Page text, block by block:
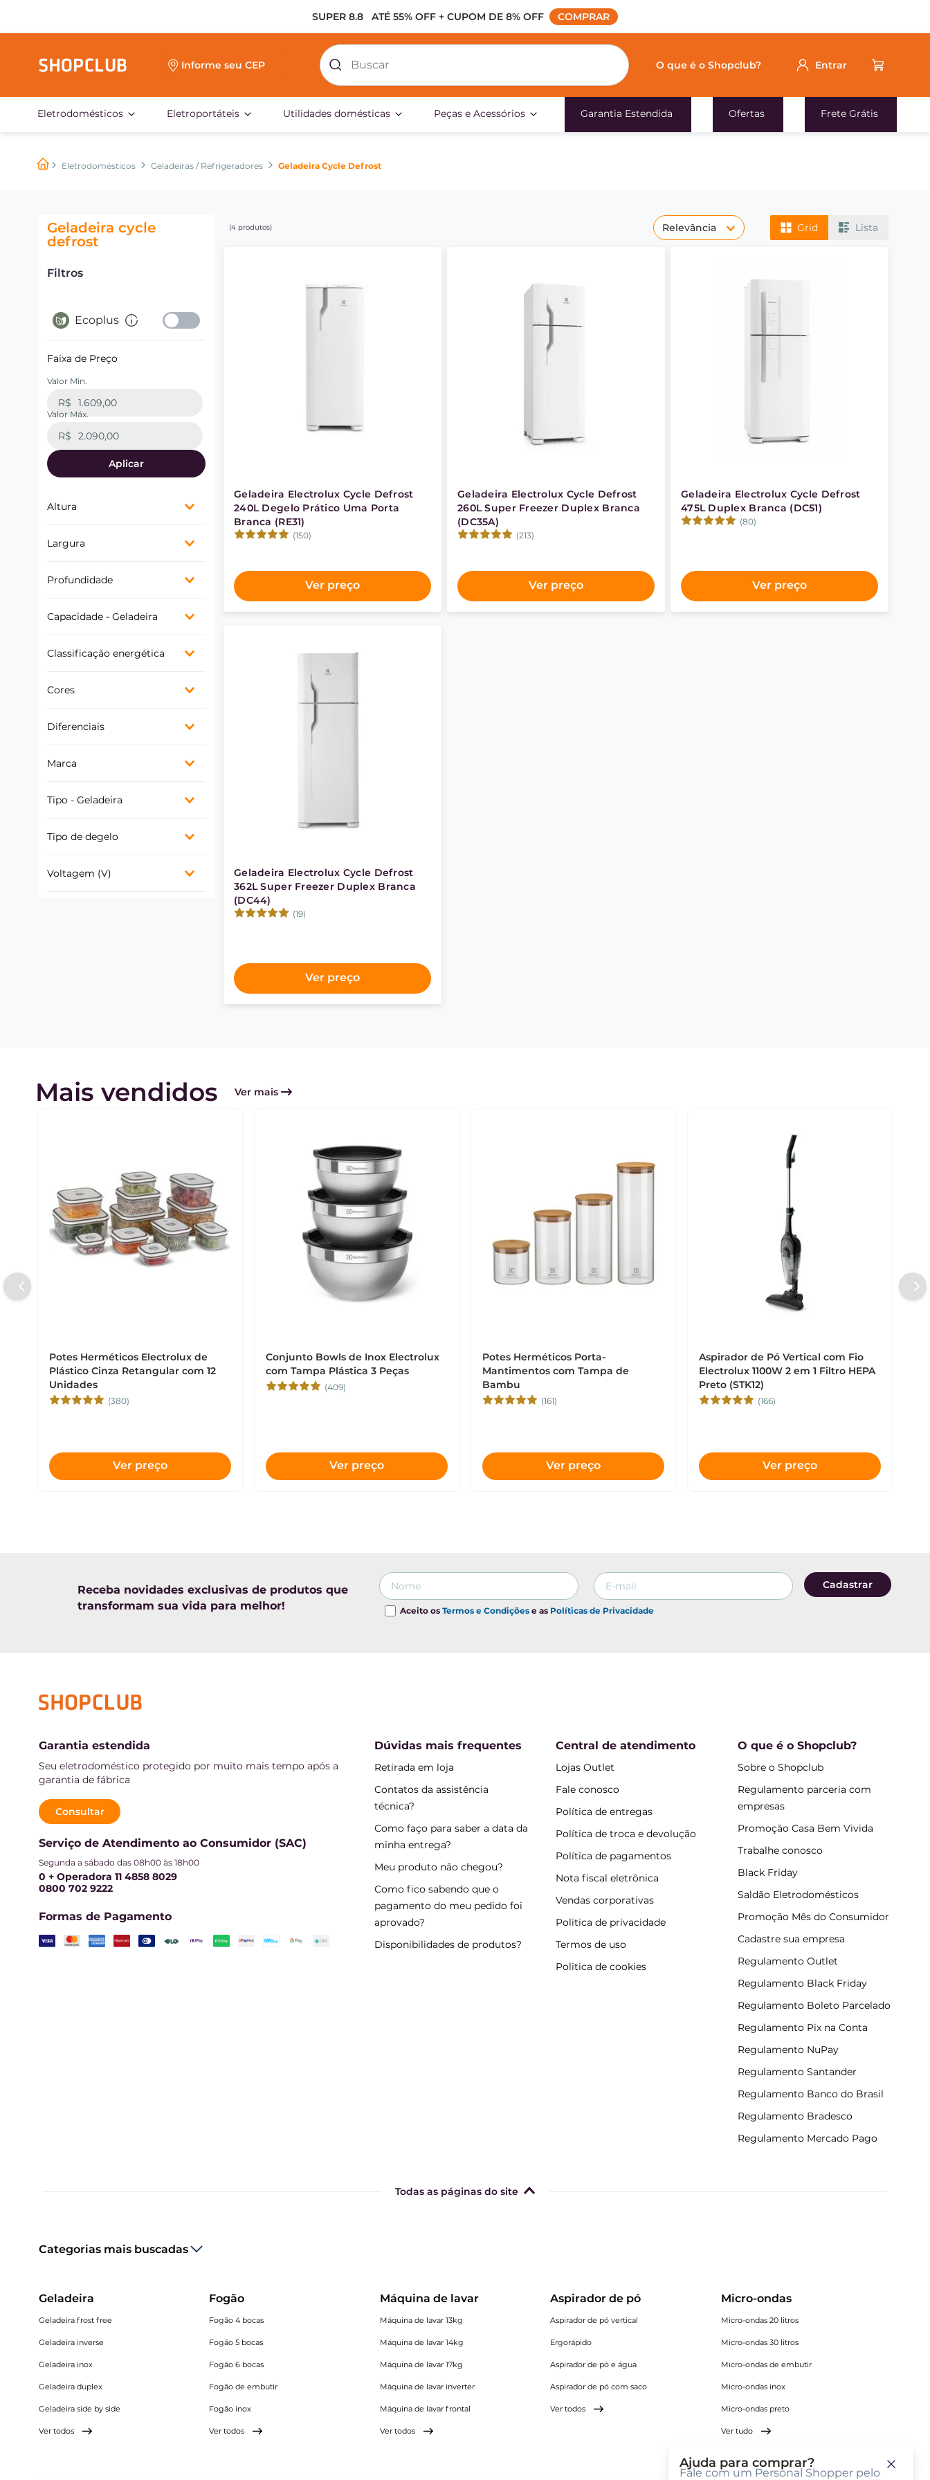
SUPER 8.8   ATÉ 55% OFF + CUPOM DE 8% OFF COMPRAR
Informe seu CEP
Buscar
O que é o Shopclub? Entrar
Eletrodomésticos Eletroportáteis Utilidades domésticas Peças e Acessórios Garantia Estendida Ofertas Frete Grátis
Ajuda para comprar?
Fale com um Personal Shopper pelo
Eletrodomésticos Geladeiras / Refrigeradores Geladeira Cycle Defrost
Geladeira cycle
defrost
Filtros
Ecoplus
Altura
160-169 cm
180-189 cm
Largura
60-69 cm
Profundidade
70-79 cm
Capacidade - Geladeira
Média - Entre 300 e 399L
Classificação energética
C
Cores
Diferenciais
Porta latas
Prateleiras removíveis
Marca
Tipo - Geladeira
Duplex
Tipo de degelo
Voltagem (V)
Faixa de Preço
R$
R$
Aplicar
4 produtos Relevância Grid Lista
Geladeira Electrolux Cycle Defrost
240L Degelo Prático Uma Porta
Branca (RE31)
(150)
Ver preço
Geladeira Electrolux Cycle Defrost
260L Super Freezer Duplex Branca
(DC35A)
(213)
Ver preço
Geladeira Electrolux Cycle Defrost
475L Duplex Branca (DC51)
(80)
Ver preço
Geladeira Electrolux Cycle Defrost
362L Super Freezer Duplex Branca
(DC44)
(19)
Ver preço
Mais vendidos Ver mais
Potes Herméticos Electrolux de
Plástico Cinza Retangular com 12
Unidades
(380)
Ver preço
Conjunto Bowls de Inox Electrolux
com Tampa Plástica 3 Peças
(409)
Ver preço
Potes Herméticos Porta-
Mantimentos com Tampa de
Bambu
(161)
Ver preço
Aspirador de Pó Vertical com Fio
Electrolux 1100W 2 em 1 Filtro HEPA
Preto (STK12)
(166)
Ver preço
Receba novidades exclusivas de produtos que
transformam sua vida para melhor!
Aceito os Termos e Condições e as Políticas de Privacidade
Cadastrar
Garantia estendida
Seu eletrodoméstico protegido por muito mais tempo após a
garantia de fábrica
Consultar
Serviço de Atendimento ao Consumidor (SAC)
Segunda a sábado das 08h00 às 18h00
0 + Operadora 11 4858 8029
0800 702 9222
Formas de Pagamento
Dúvidas mais frequentes
Retirada em loja
Contatos da assistência
técnica?
Como faço para saber a data da
minha entrega?
Meu produto não chegou?
Como fico sabendo que o
pagamento do meu pedido foi
aprovado?
Disponibilidades de produtos?
Central de atendimento
Lojas Outlet
Fale conosco
Política de entregas
Política de troca e devolução
Política de pagamentos
Nota fiscal eletrônica
Vendas corporativas
Politica de privacidade
Termos de uso
Politica de cookies
O que é o Shopclub?
Sobre o Shopclub
Regulamento parceria com
empresas
Promoção Casa Bem Vivida
Trabalhe conosco
Black Friday
Saldão Eletrodomésticos
Promoção Mês do Consumidor
Cadastre sua empresa
Regulamento Outlet
Regulamento Black Friday
Regulamento Boleto Parcelado
Regulamento Pix na Conta
Regulamento NuPay
Regulamento Santander
Regulamento Banco do Brasil
Regulamento Bradesco
Regulamento Mercado Pago
Todas as páginas do site
Categorias mais buscadas
Geladeira
Geladeira frost free
Geladeira inverse
Geladeira inox
Geladeira duplex
Geladeira side by side
Ver todos
Fogão
Fogão 4 bocas
Fogão 5 bocas
Fogão 6 bocas
Fogão de embutir
Fogão inox
Ver todos
Máquina de lavar
Máquina de lavar 13kg
Máquina de lavar 14kg
Máquina de lavar 17kg
Máquina de lavar inverter
Máquina de lavar frontal
Ver todos
Aspirador de pó
Aspirador de pó vertical
Ergorápido
Aspirador de pó e água
Aspirador de pó com saco
Ver todos
Micro-ondas
Micro-ondas 20 litros
Micro-ondas 30 litros
Micro-ondas de embutir
Micro-ondas inox
Micro-ondas preto
Ver tudo